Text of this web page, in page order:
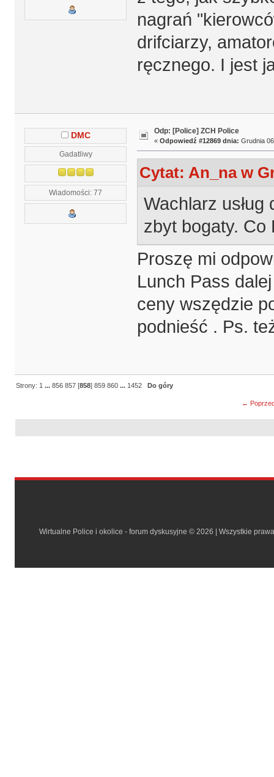
nagrań
drifciarzy,
ręcznego. I jest
DMC
Gadatliwy
Wiadomości: 77
Odp: [Police] ZCH Police
« Odpowiedź #12869 dnia: Grudnia
Cytat: An_na w
Wachlarz
zbyt bogaty. Co
Proszę mi
Lunch Pass
ceny wszędzie
podnieść . Ps.
Strony: 1 ...856 857 [858]859 860 ... 1452 Do góry
←
Wirtualne Police i okolice - forum dyskusyjne © 2026 | Wszystkie